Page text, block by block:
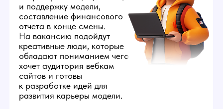
Политика конфиденциальности
©️ 2026 Youmaybe | Все права защищены